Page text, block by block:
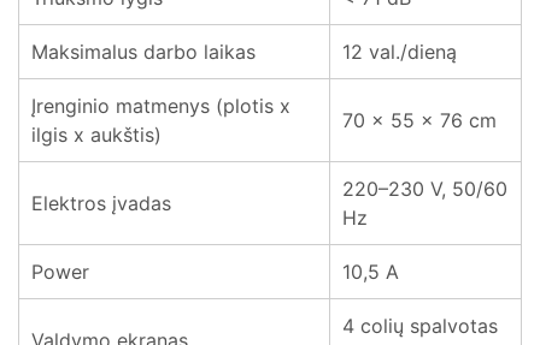
Maksimalus darbo laikas 12 val./dieną
Įrenginio matmenys (plotis x
ilgis x aukštis)
70 x 55 x 76 cm
Elektros įvadas
220–230 V, 50/60
Hz
Power 10,5 A
Valdymo ekranas
4 colių spalvotas